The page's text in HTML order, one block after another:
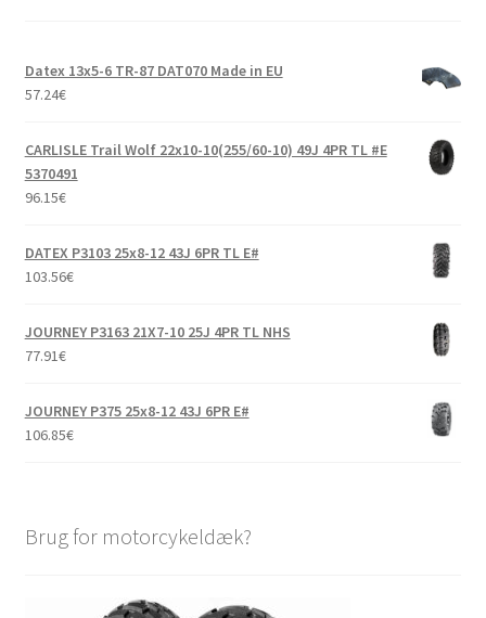
Datex 13x5-6 TR-87 DAT070 Made in EU
57.24€
CARLISLE Trail Wolf 22x10-10(255/60-10) 49J 4PR TL #E
5370491
96.15€
DATEX P3103 25x8-12 43J 6PR TL E#
103.56€
JOURNEY P3163 21X7-10 25J 4PR TL NHS
77.91€
JOURNEY P375 25x8-12 43J 6PR E#
106.85€
Brug for motorcykeldæk?